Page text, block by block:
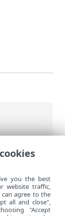
On-
niveau
you the best
website traffic,
can agree to the
all and close",
"Accept